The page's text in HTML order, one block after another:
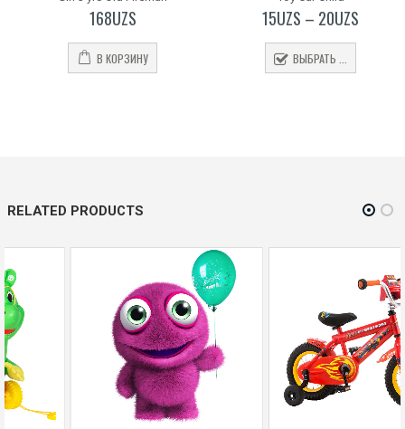
168UZS
В КОРЗИНУ
15UZS–20UZS
ВЫБРАТЬ ...
RELATED PRODUCTS